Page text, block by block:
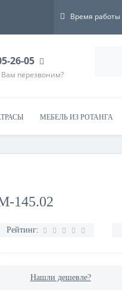
Время работы
26-05
перезвоним?
МЕБЕЛЬ ИЗ РОТАНГА
145.02
Рейтинг:
Нашли дешевле?